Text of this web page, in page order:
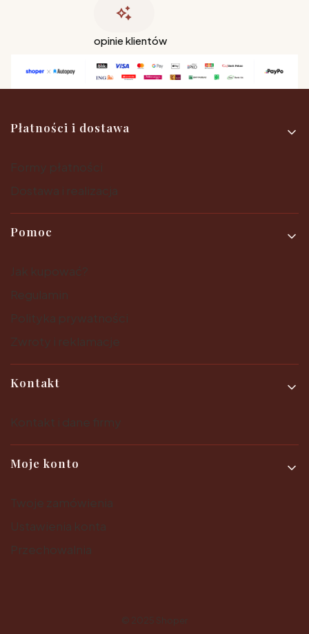
opinie klientów
Linki w stopce
Płatności i dostawa
Pomoc
Kontakt
Moje konto